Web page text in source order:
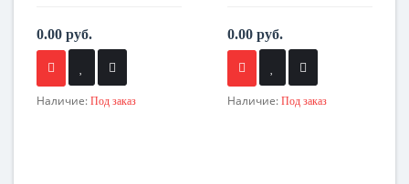
0.00 руб.
Наличие: Под заказ
0.00 руб.
Наличие: Под заказ